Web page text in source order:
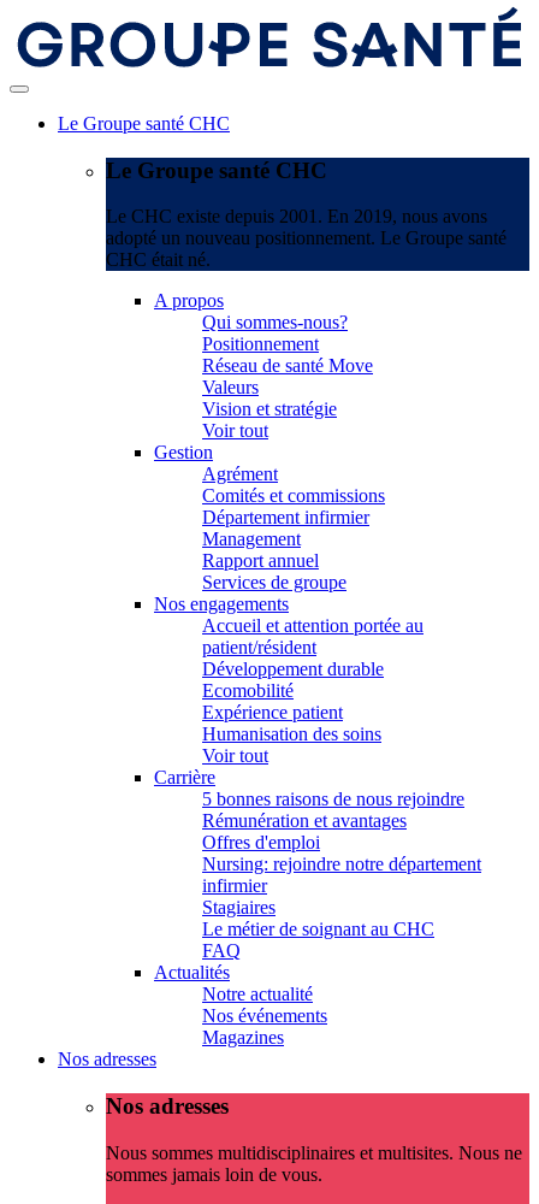
Le Groupe santé CHC
Le Groupe santé CHC
Le CHC existe depuis 2001. En 2019, nous avons
adopté un nouveau positionnement. Le Groupe santé
CHC était né.
A propos
Qui sommes-nous?
Positionnement
Réseau de santé Move
Valeurs
Vision et stratégie
Voir tout
Gestion
Agrément
Comités et commissions
Département infirmier
Management
Rapport annuel
Services de groupe
Nos engagements
Accueil et attention portée au
patient/résident
Développement durable
Ecomobilité
Expérience patient
Humanisation des soins
Voir tout
Carrière
5 bonnes raisons de nous rejoindre
Rémunération et avantages
Offres d'emploi
Nursing: rejoindre notre département
infirmier
Stagiaires
Le métier de soignant au CHC
FAQ
Actualités
Notre actualité
Nos événements
Magazines
Nos adresses
Nos adresses
Nous sommes multidisciplinaires et multisites. Nous ne
sommes jamais loin de vous.